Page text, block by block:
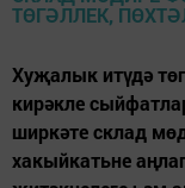
Хуҗалык итүдә
кирәкле
ширкәте склад
хакыйкатьне